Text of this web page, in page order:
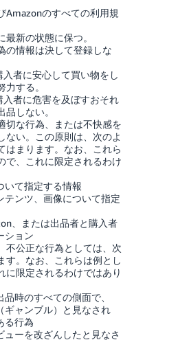
Amazonのすべての利用規
新の状態に保つ。
の情報は決して登録しな
者に安心して買い物をし
する。
者に危害を及ぼすおそれ
しない。
切な行為、または不快感を
ない。この原則は、次のよ
はまります。なお、これら
で、これに限定されるわけ
いて指定する情報
テンツ、画像について指定
、または出品者と購入者
ション
不公正な行為としては、次
す。なお、これらは例とし
に限定されるわけではあり
時のすべての側面で、
ギャンブル）と見なされ
る行為
ューを改ざんしたと見なさ